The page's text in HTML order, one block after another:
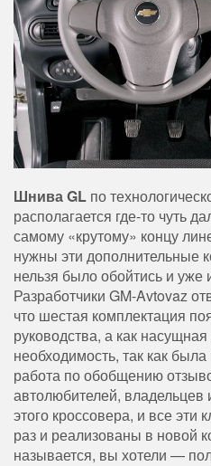
Шнива GL по
располагается где-то чуть
самому «крутому» концу
нужны эти дополнительные
нельзя было обойтись и
Разработчики GM-Avtovaz
что шестая комплектация
руководства, а как
необходимость, так как
работа по обобщению
автолюбителей,
этого кроссовера, и все эти
раз и реализованы в новой
называется, вы хотели —